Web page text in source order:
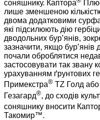
соняшнику. Каптора
лише зменшеною
двома додатковими
які підсилюють дію
дводольних бур’янів,
зазначити, якщо бур’янів
почали оброб­лятися
застосовувати так звану
урахуванням ґрунтових
Примекстра® ТZ Голд або
Гезагард®, до сходів
соняшнику вносити
Такомир™.